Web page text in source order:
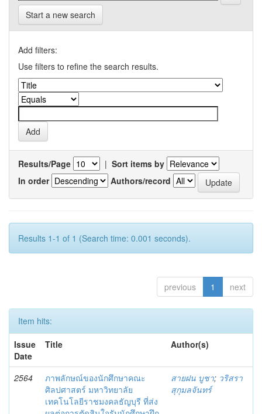
Start a new search
Add filters:
Use filters to refine the search results.
Results/Page | Sort items by
In order
Authors/record
Results 1-1 of 1 (Search time: 0.001 seconds).
previous 1 next
Item hits:
Issue
Date
Title Author(s)
2564
ภาพลักษณ์ของนักศึกษาคณะ
ศิลปศาสตร์ มหาวิทยาลัย
เทคโนโลยีราชมงคลธัญบุรี ที่ส่ง
สายฝน บูชา; วริสรา
สุกุมลจันทร์